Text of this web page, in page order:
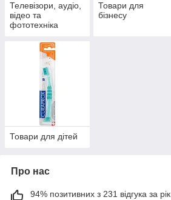
Телевізори, аудіо,
відео та
фототехніка
Товари для
бізнесу
Товари для дітей
Про нас
94% позитивних з 231 відгука за рік